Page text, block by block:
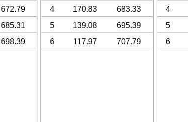
672.79
685.31
698.39
4
170.83
683.33
5
139.08
695.39
6
117.97 707.79
4
5
6